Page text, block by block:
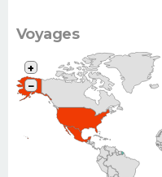
Voyages
+
−